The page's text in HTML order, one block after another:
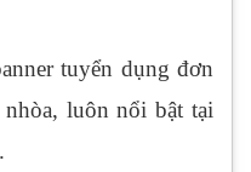
tuyển dụng đơn
luôn nổi bật tại